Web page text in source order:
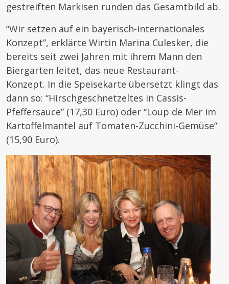
gestreiften Markisen runden das Gesamtbild ab.
“Wir setzen auf ein bayerisch-internationales
Konzept”, erklärte Wirtin Marina Culesker, die
bereits seit zwei Jahren mit ihrem Mann den
Biergarten leitet, das neue Restaurant-
Konzept. In die Speisekarte übersetzt klingt das
dann so: “Hirschgeschnetzeltes in Cassis-
Pfeffersauce” (17,30 Euro) oder “Loup de Mer im
Kartoffelmantel auf Tomaten-Zucchini-Gemüse”
(15,90 Euro).